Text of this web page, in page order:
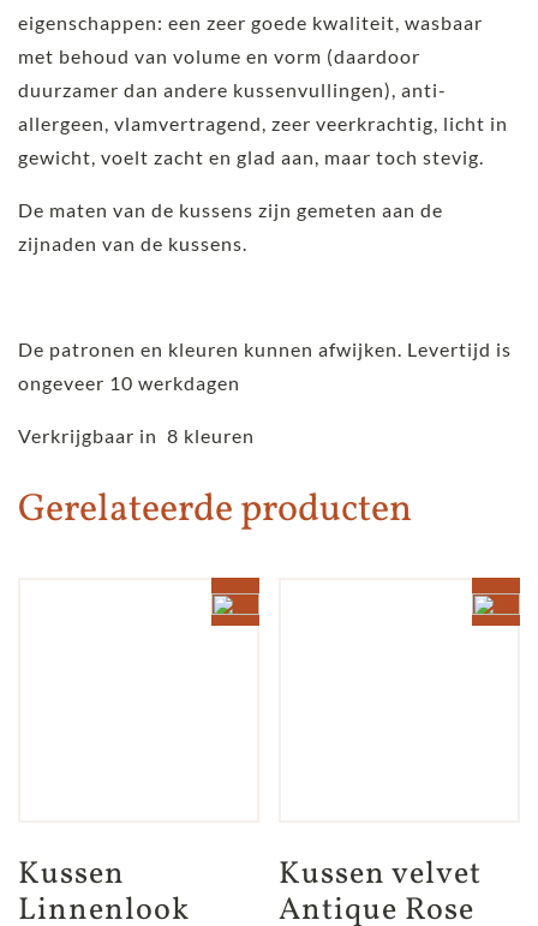
eigenschappen: een zeer goede kwaliteit, wasbaar
met behoud van volume en vorm (daardoor
duurzamer dan andere kussenvullingen), anti-
allergeen, vlamvertragend, zeer veerkrachtig, licht in
gewicht, voelt zacht en glad aan, maar toch stevig.
De maten van de kussens zijn gemeten aan de
zijnaden van de kussens.
De patronen en kleuren kunnen afwijken. Levertijd is
ongeveer 10 werkdagen
Verkrijgbaar in 8 kleuren
Gerelateerde producten
Kussen
Linnenlook
Kussen velvet
Antique Rose